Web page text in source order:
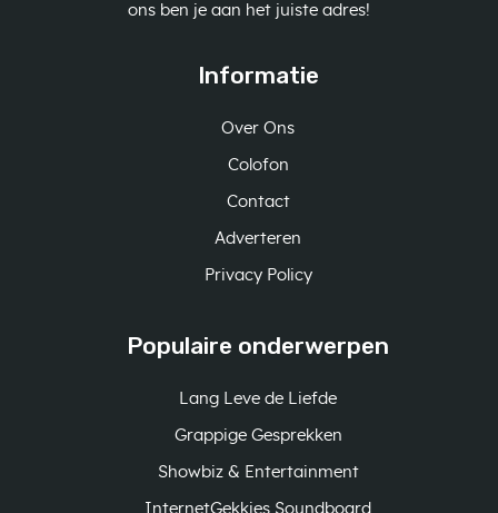
ons ben je aan het juiste adres!
Informatie
Over Ons
Colofon
Contact
Adverteren
Privacy Policy
Populaire onderwerpen
Lang Leve de Liefde
Grappige Gesprekken
Showbiz & Entertainment
InternetGekkies Soundboard